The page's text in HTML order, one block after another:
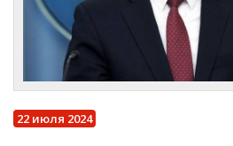
22 июля 2024